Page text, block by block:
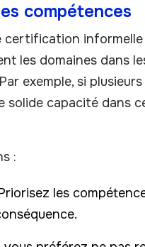
compétences
informelle
les domaines dans
exemple, si
solide capacité dans
:
les